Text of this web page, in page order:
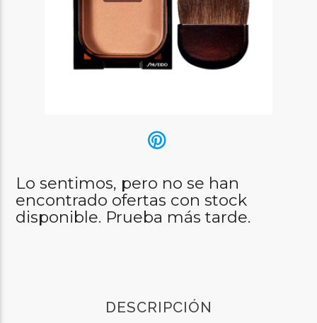
Lo sentimos, pero no se han
encontrado ofertas con stock
disponible. Prueba más tarde.
DESCRIPCIÓN